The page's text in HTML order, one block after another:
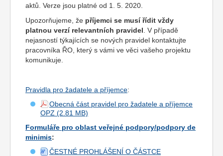
aktů. Verze jsou platné od 1. 5. 2020.
Upozorňujeme, že příjemci se musí řídit vždy
platnou verzí relevantních pravidel . V případě
nejasností týkajících se nových pravidel kontaktujte
pracovníka ŘO, který s vámi ve věci vašeho projektu
komunikuje.
Pravidla pro žadatele a příjemce:
Obecná část pravidel pro žadatele a příjemce
OPZ
Formuláře pro oblast veřejné podpory/podpory de
minimis:
ČESTNÉ PROHLÁŠENÍ O ČÁSTCE